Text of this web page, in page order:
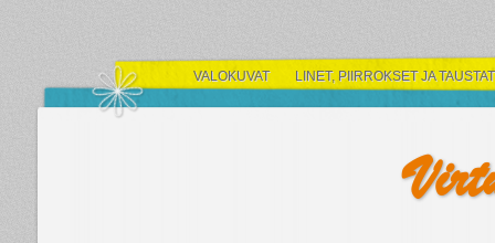
VALOKUVAT LINET, PIIRROKSET JA TAUSTAT